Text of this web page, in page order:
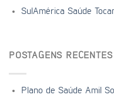
SulAmérica Saúde
POSTAGENS RECENTES
Plano de Saúde Amil